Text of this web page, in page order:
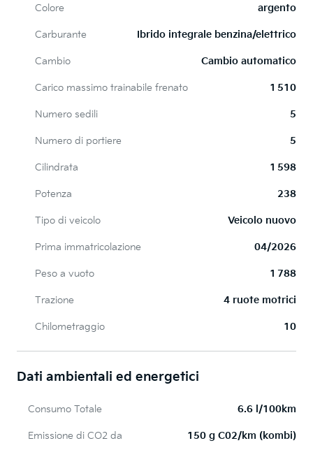
Colore argento
Carburante Ibrido integrale benzina/elettrico
Cambio Cambio automatico
Carico massimo trainabile frenato 1 510
Numero sedili 5
Numero di portiere 5
Cilindrata 1 598
Potenza 238
Tipo di veicolo Veicolo nuovo
Prima immatricolazione 04/2026
Peso a vuoto 1 788
Trazione 4 ruote motrici
Chilometraggio 10
Dati ambientali ed energetici
Consumo Totale 6.6 l/100km
Emissione di CO2 da 150 g C02/km (kombi)